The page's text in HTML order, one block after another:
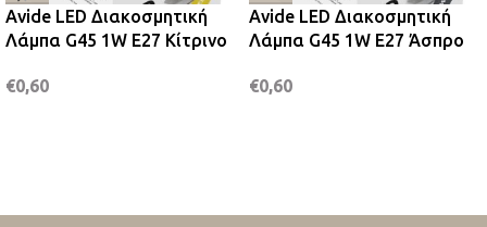
Avide LED Διακοσμητική
Λάμπα G45 1W E27 Κίτρινο
€0,60
Avide LED Διακοσμητική
Λάμπα G45 1W E27 Άσπρο
€0,60